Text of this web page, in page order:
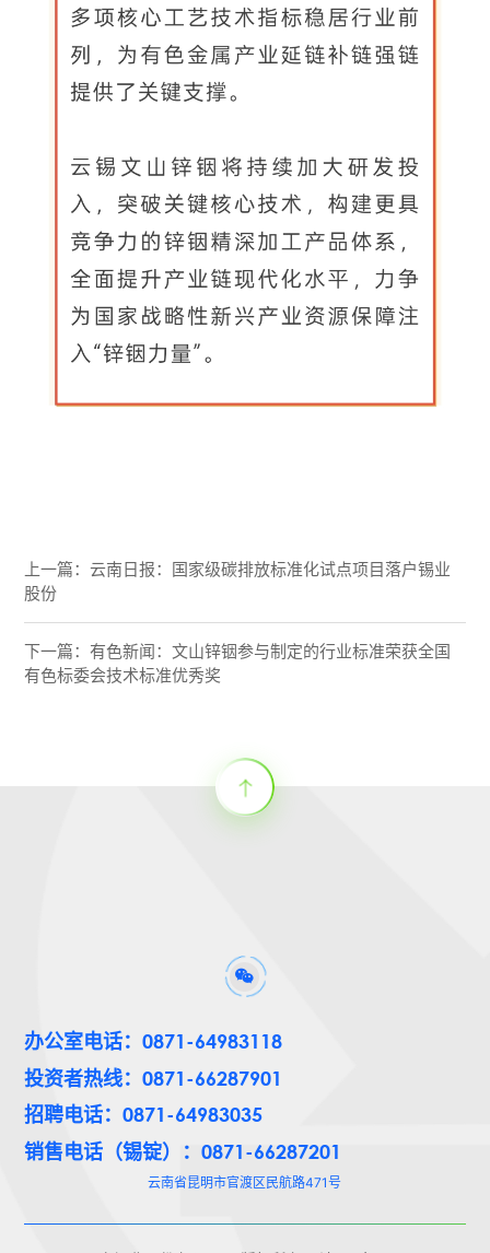
上一篇：云南日报：国家级碳排放标准化试点项目落户锡业
股份
下一篇：有色新闻：文山锌铟参与制定的行业标准荣获全国
有色标委会技术标准优秀奖
办公室电话：0871-64983118
投资者热线：0871-66287901
招聘电话：0871-64983035
销售电话（锡锭）：0871-66287201
云南省昆明市官渡区民航路471号